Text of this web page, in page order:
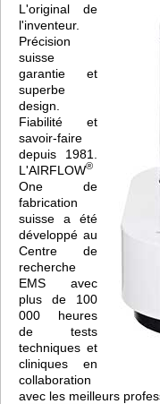
L'original de
l'inventeur.
Précision
suisse
garantie et
superbe
design.
Fiabilité et
savoir-faire
depuis 1981.
L'AIRFLOW®
One de
fabrication
suisse a été
développé au
Centre de
recherche
EMS avec
plus de 100
000 heures
de tests
techniques et
cliniques en
collaboration
avec les meilleurs